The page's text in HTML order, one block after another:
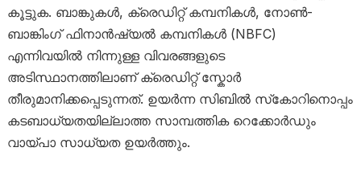
കൂട്ടുക. ബാങ്കുകൾ, ക്രെഡിറ്റ് കമ്പനികൾ, നോൺ-
ബാങ്കിംഗ് ഫിനാൻഷ്യൽ കമ്പനികൾ (NBFC)
എന്നിവയിൽ നിന്നുള്ള വിവരങ്ങളുടെ
അടിസ്ഥാനത്തിലാണ് ക്രെഡിറ്റ് സ്കോർ
തീരുമാനിക്കപ്പെടുന്നത്. ഉയർന്ന സിബിൽ സ്‌കോറിനൊപ്പം
കടബാധ്യതയില്ലാത്ത സാമ്പത്തിക റെക്കോർഡും
വായ്പാ സാധ്യത ഉയർത്തും.